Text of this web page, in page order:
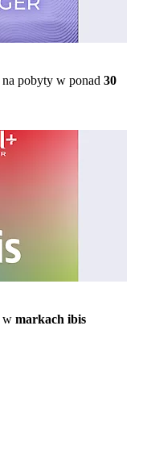
na pobyty w ponad 30
w markach ibis